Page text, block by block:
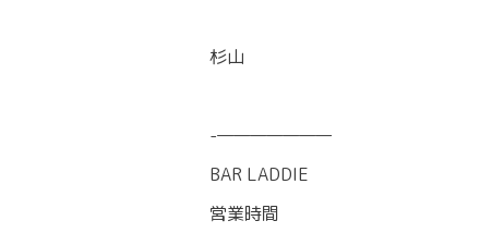
杉山
-———————
BAR LADDIE
営業時間